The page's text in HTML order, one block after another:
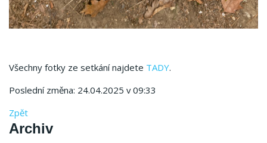
Všechny fotky ze setkání najdete TADY.
Poslední změna: 24.04.2025 v 09:33
Zpět
Archiv